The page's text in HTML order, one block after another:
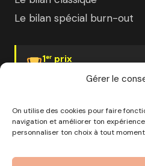
Gérer le
On utilise des cookies pour faire
navigation et améliorer ton
personnaliser ton choix à tout
Le bilan spécial burn-out
1er prix
capital de 1000€ ·